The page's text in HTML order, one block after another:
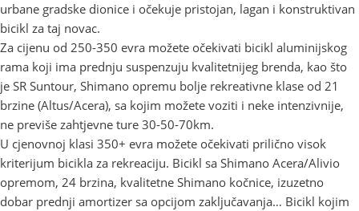
urbane gradske dionice i očekuje pristojan, lagan i konstruktivan
bicikl za taj novac.
Za cijenu od 250-350 evra možete očekivati bicikl aluminijskog
rama koji ima prednju suspenzuju kvalitetnijeg brenda, kao što
je SR Suntour, Shimano opremu bolje rekreativne klase od 21
brzine (Altus/Acera), sa kojim možete voziti i neke intenzivnije,
ne previše zahtjevne ture 30-50-70km.
U cjenovnoj klasi 350+ evra možete očekivati prilično visok
kriterijum bicikla za rekreaciju. Bicikl sa Shimano Acera/Alivio
opremom, 24 brzina, kvalitetne Shimano kočnice, izuzetno
dobar prednji amortizer sa opcijom zaključavanja… Bicikl kojim